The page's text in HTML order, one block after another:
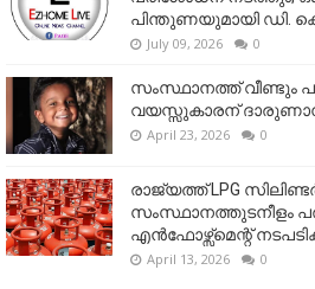
പിന്തുണയുമായി ഡി.
July 09, 2026 0
സംസ്ഥാനത്ത് വീണ്ടും
വയസ്സുകാരന്
April 23, 2026 0
രാജ്യത്ത് LPG സിലിണ്ടർ
സംസ്ഥാനത്തുടനീളം
എൻഫോഴ്സ്മെന്റ്
April 13, 2026 0